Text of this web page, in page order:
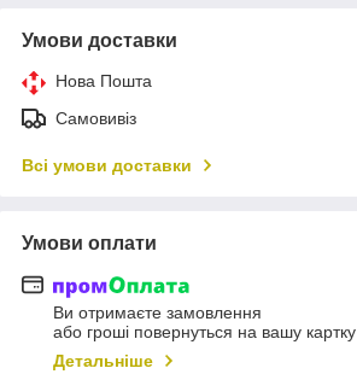
Умови доставки
Нова Пошта
Самовивіз
Всі умови доставки
Умови оплати
Ви отримаєте замовлення
або гроші повернуться на вашу картку
Детальніше